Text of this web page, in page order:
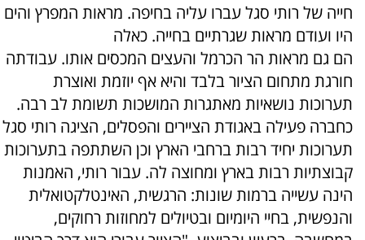
חייה של רותי סגל עברו עליה בחיפה. מראות המפרץ והים
היו ועודם מראות שגרתיים בחייה. כאלה
הם גם מראות הר הכרמל והעצים המכסים אותו. עבודתה
חורגת מתחום הציור בלבד והיא אף יוזמת ואוצרת
תערוכות נושאיות מאתגרות המושכות תשומת לב רבה.
כחברה פעילה באגודת הציירים והפסלים, הציגה רותי סגל
תערוכות יחיד רבות ברחבי הארץ וכן השתתפה בתערוכות
קבוצתיות רבות בארץ ומחוצה לה. עבור רותי, האמנות
הינה עשייה ברמות שונות: הרגשית, האינטלקטואלית
והנפשית, בחיי היומיום ובטיולים למחוזות רחוקים,